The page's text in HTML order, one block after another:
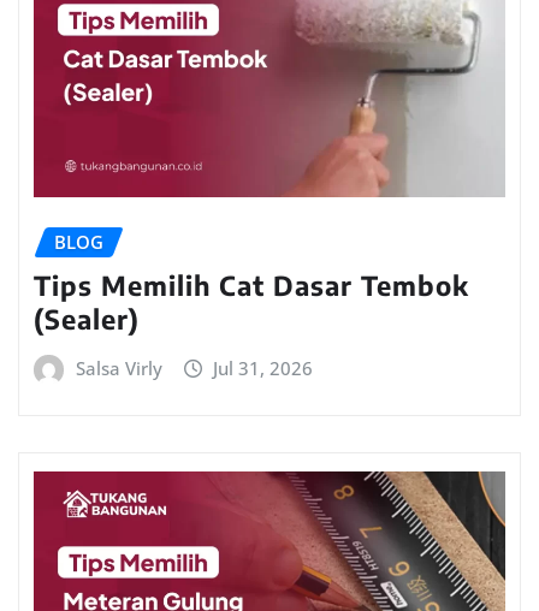
BLOG
Tips Memilih Cat Dasar Tembok
(Sealer)
Salsa Virly Jul 31, 2026